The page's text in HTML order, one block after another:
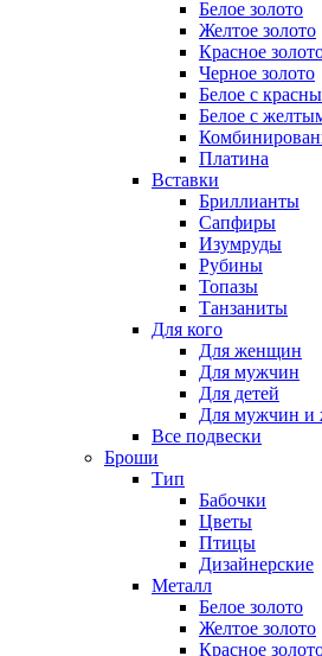
Белое золото
Желтое золото
Красное
Черное золото
Белое с
Белое с
Платина
Вставки
Бриллианты
Сапфиры
Изумруды
Рубины
Топазы
Танзаниты
Для кого
Для женщин
Для мужчин
Для детей
Для мужчин и
Все подвески
Броши
Тип
Бабочки
Цветы
Птицы
Дизайнерские
Металл
Белое золото
Желтое золото
Красное